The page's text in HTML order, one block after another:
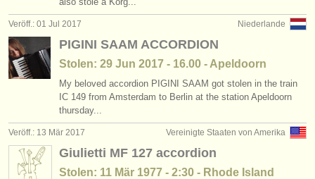
Niederlande
Veröff.: 01 Jul 2017
PIGINI SAAM ACCORDION
Stolen: 29 Jun 2017 - 16.00 - Apeldoorn
My beloved accordion PIGINI SAAM got stolen in the train
IC 149 from Amsterdam to Berlin at the station Apeldoorn
thursday...
Vereinigte Staaten von Amerika
Veröff.: 13 Mär 2017
Giulietti MF 127 accordion
Stolen: 11 Mär 1977 - 2:30 - Rhode Island